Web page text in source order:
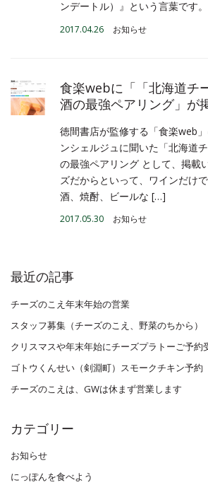
ンデートル）』という言葉です
2017.04.26 お知らせ
食楽webに「「北海道チ
酒の最強ペアリング」が
徳間書店が監修する「食楽web
ンシェルジュに聞いた「北海道
の最強ペアリング として、掲載
ズだからといって、ワインだけ
酒、焼酎、ビールな […]
2017.05.30 お知らせ
最近の記事
チーズのこえ年末年始の営業
スタッフ募集（チーズのこえ、野菜のちから）
クリスマスや年末年始にチーズプラトーご予約
ゴトウくんせい（剣淵町）スモークチキン予約
チーズのこえは、GWは休まず営業します
カテゴリー
お知らせ
にっぽんを食べよう